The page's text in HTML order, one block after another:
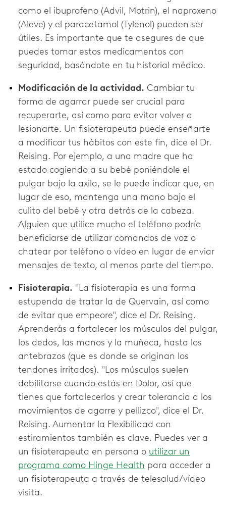
como el ibuprofeno (Advil, Motrin), el naproxeno
(Aleve) y el paracetamol (Tylenol) pueden ser
útiles. Es importante que te asegures de que
puedes tomar estos medicamentos con
seguridad, basándote en tu historial médico.
Modificación de la actividad. Cambiar tu
forma de agarrar puede ser crucial para
recuperarte, así como para evitar volver a
lesionarte. Un fisioterapeuta puede enseñarte
a modificar tus hábitos con este fin, dice el Dr.
Reising. Por ejemplo, a una madre que ha
estado cogiendo a su bebé poniéndole el
pulgar bajo la axila, se le puede indicar que, en
lugar de eso, mantenga una mano bajo el
culito del bebé y otra detrás de la cabeza.
Alguien que utilice mucho el teléfono podría
beneficiarse de utilizar comandos de voz o
chatear por teléfono o vídeo en lugar de enviar
mensajes de texto, al menos parte del tiempo.
Fisioterapia. "La fisioterapia es una forma
estupenda de tratar la de Quervain, así como
de evitar que empeore", dice el Dr. Reising.
Aprenderás a fortalecer los músculos del pulgar,
los dedos, las manos y la muñeca, hasta los
antebrazos (que es donde se originan los
tendones irritados). "Los músculos suelen
debilitarse cuando estás en Dolor, así que
tienes que fortalecerlos y crear tolerancia a los
movimientos de agarre y pellizco", dice el Dr.
Reising. Aumentar la Flexibilidad con
estiramientos también es clave. Puedes ver a
un fisioterapeuta en persona o utilizar un
programa como Hinge Health para acceder a
un fisioterapeuta a través de telesalud/vídeo
visita.